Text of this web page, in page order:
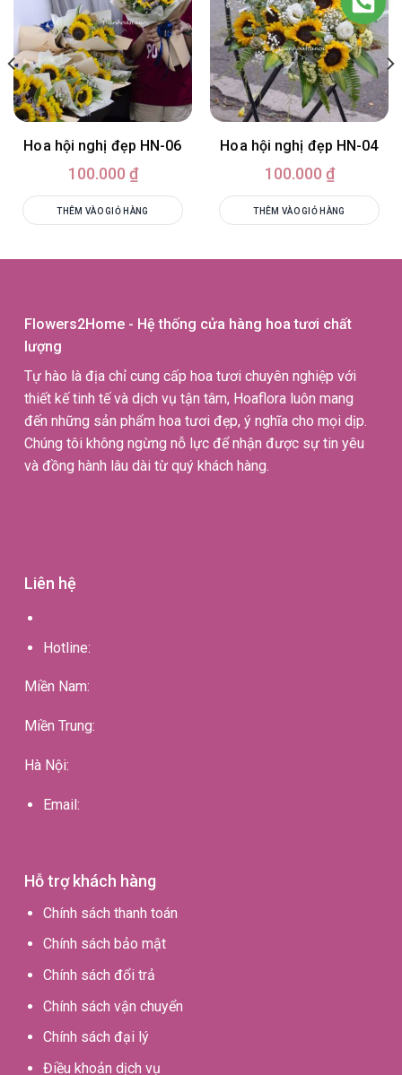
Hoa hội nghị đẹp HN-06
100.000 ₫
THÊM VÀO GIỎ HÀNG
Hoa hội nghị đẹp HN-04
100.000 ₫
THÊM VÀO GIỎ HÀNG
Flowers2Home - Hệ thống cửa hàng hoa tươi chất
lượng
Tự hào là địa chỉ cung cấp hoa tươi chuyên nghiệp với
thiết kế tinh tế và dịch vụ tận tâm, Hoaflora luôn mang
đến những sản phẩm hoa tươi đẹp, ý nghĩa cho mọi dịp.
Chúng tôi không ngừng nỗ lực để nhận được sự tin yêu
và đồng hành lâu dài từ quý khách hàng.
Liên hệ
Hotline:
Miền Nam:
Miền Trung:
Hà Nội:
Email:
Hỗ trợ khách hàng
Chính sách thanh toán
Chính sách bảo mật
Chính sách đổi trả
Chính sách vận chuyển
Chính sách đại lý
Điều khoản dịch vụ